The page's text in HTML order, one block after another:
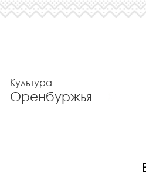
Культура
Оренбуржья